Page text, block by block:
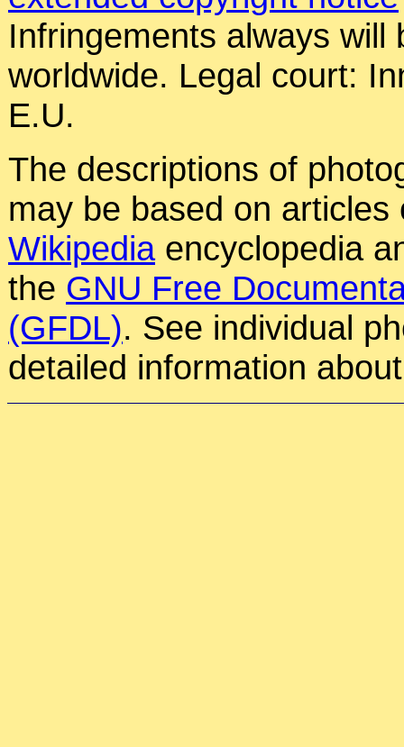
Infringements always will
worldwide. Legal court:
E.U.
The descriptions of
may be based on articles
Wikipediaencyclopedia
the GNU Free
(GFDL). See individual
detailed information